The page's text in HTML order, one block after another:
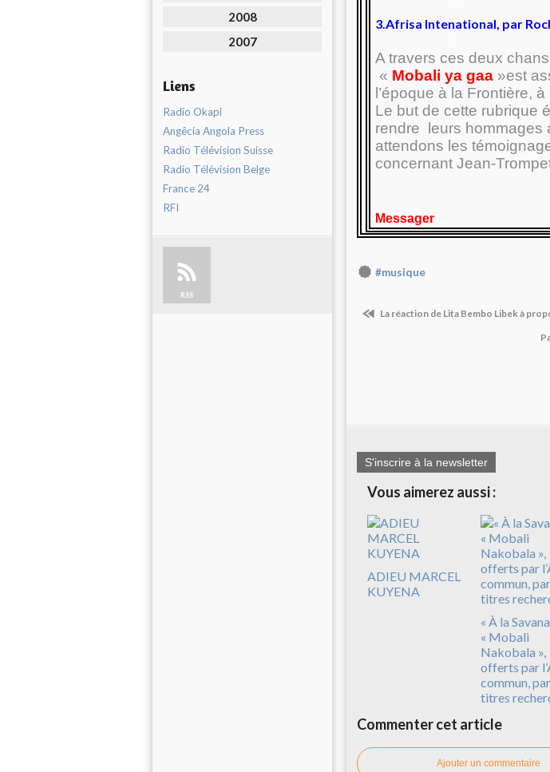
2008
2007
Liens
Radio Okapi
Angêcia Angola Press
Radio Télévision Suisse
Radio Télévision Belge
France 24
RFI
RSS
3.Afrisa Intenational, par
A travers ces deux
« Mobali ya gaa»est
l’époque à la Frontière, à
Le but de cette rubrique
rendre leurs hommages
attendons les
concernant Jean-
Messager
#musique
La réaction de Lita Bembo Libek à
S'inscrire à la newsletter
Vous aimerez aussi :
ADIEU MARCEL
KUYENA
« À la
« Mobali
Nakobala »,
offerts par
commun,
titres
Commenter cet article
Ajouter un commentaire